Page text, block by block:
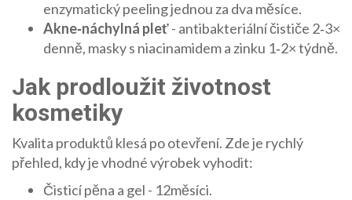
enzymatický peeling jednou za dva měsíce.
Akne‑náchylná pleť- antibakteriální čističe 2‑3×
denně, masky s niacinamidem a zinku 1‑2× týdně.
Jak prodloužit životnost
kosmetiky
Kvalita produktů klesá po otevření. Zde je rychlý
přehled, kdy je vhodné výrobek vyhodit:
Čisticí pěna a gel - 12měsíci.